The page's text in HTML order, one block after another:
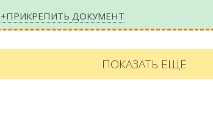
+ПРИКРЕПИТЬ ДОКУМЕНТ
ПОКАЗАТЬ ЕЩЕ